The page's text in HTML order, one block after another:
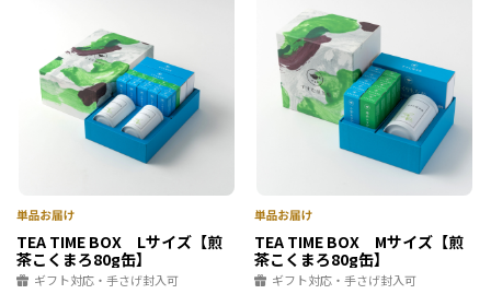
TEA TIME BOX Lサイズ【煎
茶こくまろ80g缶】
ギフト対応・手さげ封入可
TEA TIME BOX Mサイズ【煎
茶こくまろ80g缶】
ギフト対応・手さげ封入可